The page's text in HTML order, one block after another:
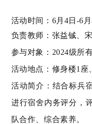
活动时间：6月4日-6月
负责教师：张益铖、
参与对象： 2024级所
活动地点：修身楼1 座
活动简介： 结合标兵
进行宿舍内务评分，
队合作、综合素养。